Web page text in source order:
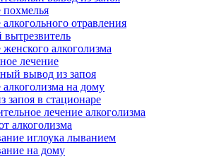
похмелья
отравления
алкоголизма
лечение
вывод из запоя
на дому
запоя в стационаре
лечение алкоголизма
алкоголизма
иглоука лыванием
на дому